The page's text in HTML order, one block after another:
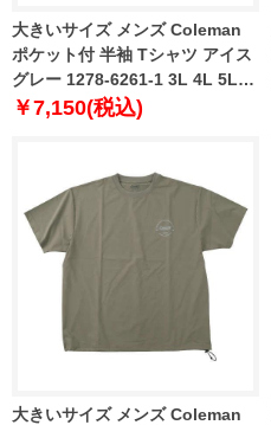
大きいサイズ メンズ Coleman
ポケット付 半袖 Tシャツ アイス
グレー 1278-6261-1 3L 4L 5L
6L 8L
￥7,150(税込)
大きいサイズ メンズ Coleman